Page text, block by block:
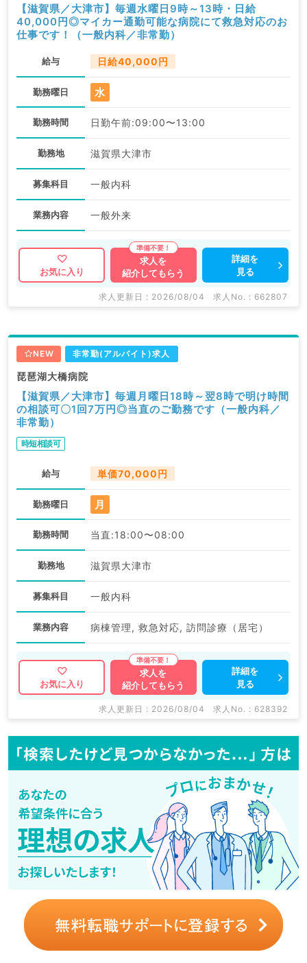
【滋賀県／大津市】毎週水曜日9時～13時・日給
40,000円◎マイカー通勤可能な病院にて救急対応のお
仕事です！（一般内科／非常勤）
給与 日給40,000円
勤務曜日 水
勤務時間 日勤午前:09:00〜13:00
勤務地 滋賀県大津市
募集科目 一般内科
業務内容 一般外来
お気に入り
求人を
紹介してもらう
詳細を
見る
求人更新日 : 2026/08/04 求人No. : 662807
NEW 非常勤(アルバイト)求人
琵琶湖大橋病院
【滋賀県／大津市】毎週月曜日18時～翌8時で明け時間
の相談可〇1回7万円◎当直のご勤務です（一般内科／
非常勤）
時短相談可
給与 単価70,000円
勤務曜日 月
勤務時間 当直:18:00〜08:00
勤務地 滋賀県大津市
募集科目 一般内科
業務内容 病棟管理, 救急対応, 訪問診療（居宅）
お気に入り
求人を
紹介してもらう
詳細を
見る
求人更新日 : 2026/08/04 求人No. : 628392